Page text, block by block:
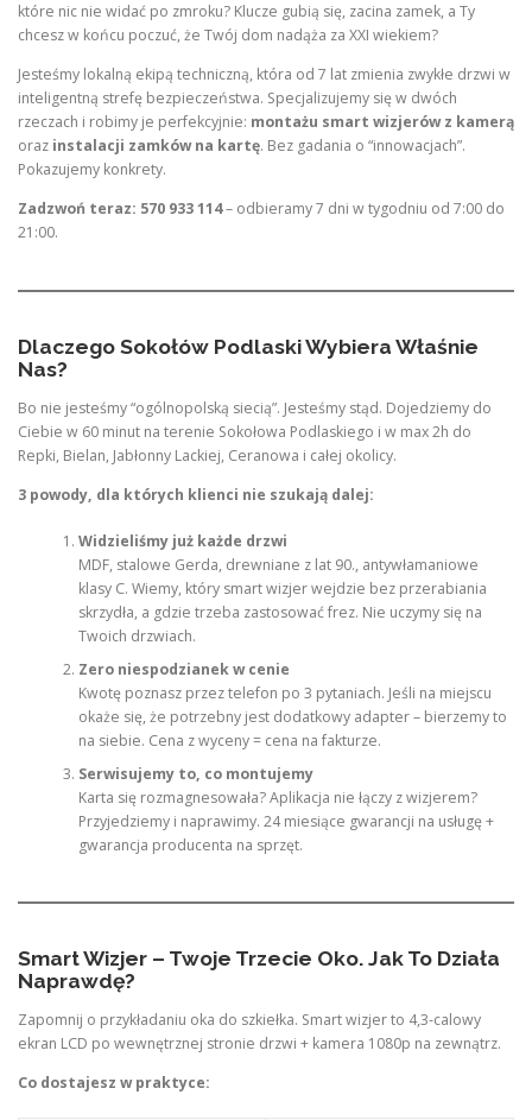
które nic nie widać po zmroku? Klucze gubią się, zacina zamek, a Ty
chcesz w końcu poczuć, że Twój dom nadąża za XXI wiekiem?
Jesteśmy lokalną ekipą techniczną, która od 7 lat zmienia zwykłe drzwi w
inteligentną strefę bezpieczeństwa. Specjalizujemy się w dwóch
rzeczach i robimy je perfekcyjnie: montażu smart wizjerów z kamerą
oraz instalacji zamków na kartę. Bez gadania o “innowacjach”.
Pokazujemy konkrety.
Zadzwoń teraz: 570 933 114– odbieramy 7 dni w tygodniu od 7:00 do
21:00.
Dlaczego Sokołów Podlaski Wybiera Właśnie
Nas?
Bo nie jesteśmy “ogólnopolską siecią”. Jesteśmy stąd. Dojedziemy do
Ciebie w 60 minut na terenie Sokołowa Podlaskiego i w max 2h do
Repki, Bielan, Jabłonny Lackiej, Ceranowa i całej okolicy.
3 powody, dla których klienci nie szukają dalej:
Widzieliśmy już każde drzwi
MDF, stalowe Gerda, drewniane z lat 90., antywłamaniowe
klasy C. Wiemy, który smart wizjer wejdzie bez przerabiania
skrzydła, a gdzie trzeba zastosować frez. Nie uczymy się na
Twoich drzwiach.
Zero niespodzianek w cenie
Kwotę poznasz przez telefon po 3 pytaniach. Jeśli na miejscu
okaże się, że potrzebny jest dodatkowy adapter – bierzemy to
na siebie. Cena z wyceny = cena na fakturze.
Serwisujemy to, co montujemy
Karta się rozmagnesowała? Aplikacja nie łączy z wizjerem?
Przyjedziemy i naprawimy. 24 miesiące gwarancji na usługę +
gwarancja producenta na sprzęt.
Smart Wizjer – Twoje Trzecie Oko. Jak To Działa
Naprawdę?
Zapomnij o przykładaniu oka do szkiełka. Smart wizjer to 4,3-calowy
ekran LCD po wewnętrznej stronie drzwi + kamera 1080p na zewnątrz.
Co dostajesz w praktyce: